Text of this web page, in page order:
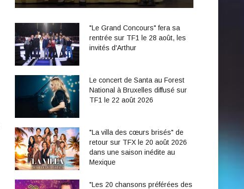
"Le Grand Concours" fera sa
rentrée sur TF1 le 28 août, les
invités d'Arthur
Le concert de Santa au Forest
National à Bruxelles diffusé sur
TF1 le 22 août 2026
"La villa des cœurs brisés" de
retour sur TFX le 20 août 2026
dans une saison inédite au
Mexique
"Les 20 chansons préférées des